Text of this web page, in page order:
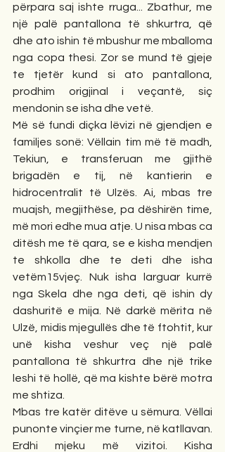
përpara saj ishte rruga... Zbathur, me
një palë pantallona të shkurtra, që
dhe ato ishin të mbushur me mballoma
nga copa thesi. Zor se mund të gjeje
te tjetër kund si ato pantallona,
prodhim origjinal i veçantë, siç
mendonin se isha dhe vetë.
Më së fundi diçka lëvizi në gjendjen e
familjes sonë: Vëllain tim më të madh,
Tekiun, e transferuan me gjithë
brigadën e tij, në kantierin e
hidrocentralit të Ulzës. Ai, mbas tre
muajsh, megjithëse, pa dëshirën time,
më mori edhe mua atje. U nisa mbas ca
ditësh me të qara, se e kisha mendjen
te shkolla dhe te deti dhe isha
vetëm15vjeç. Nuk isha larguar kurrë
nga Skela dhe nga deti, që ishin dy
dashuritë e mija. Në darkë mërita në
Ulzë, midis mjegullës dhe të ftohtit, kur
unë kisha veshur veç një palë
pantallona të shkurtra dhe një trike
leshi të hollë, që ma kishte bërë motra
me shtiza.
Mbas tre katër ditëve u sëmura. Vëllai
punonte vinçier me turne, në katllavan.
Erdhi mjeku më vizitoi. Kisha